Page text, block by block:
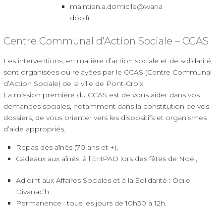
maintien.a.domicile@wana
doo.fr
Centre Communal d’Action Sociale – CCAS
Les interventions, en matière d’action sociale et de solidarité,
sont organisées ou relayées par le CCAS (Centre Communal
d’Action Sociale) de la ville de Pont-Croix.
La mission première du CCAS est de vous aider dans vos
demandes sociales, notamment dans la constitution de vos
dossiers, de vous orienter vers les dispositifs et organismes
d’aide appropriés.
Repas des aînés (70 ans et +),
Cadeaux aux aînés, à l’EHPAD lors des fêtes de Noël,
Adjoint aux Affaires Sociales et à la Solidarité : Odile
Divanac’h
Permanence : tous les jours de 10h30 à 12h.